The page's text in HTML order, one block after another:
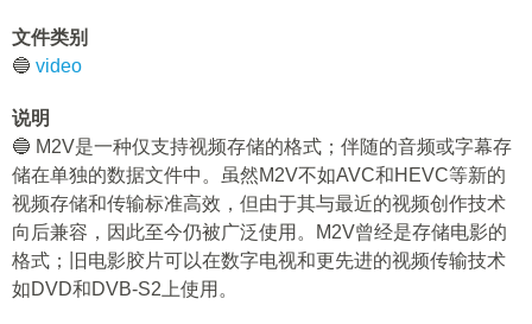
文件类别
🔵 video
说明
🔵 M2V是一种仅支持视频存储的格式；伴随的音频或字幕存
储在单独的数据文件中。虽然M2V不如AVC和HEVC等新的
视频存储和传输标准高效，但由于其与最近的视频创作技术
向后兼容，因此至今仍被广泛使用。M2V曾经是存储电影的
格式；旧电影胶片可以在数字电视和更先进的视频传输技术
如DVD和DVB-S2上使用。